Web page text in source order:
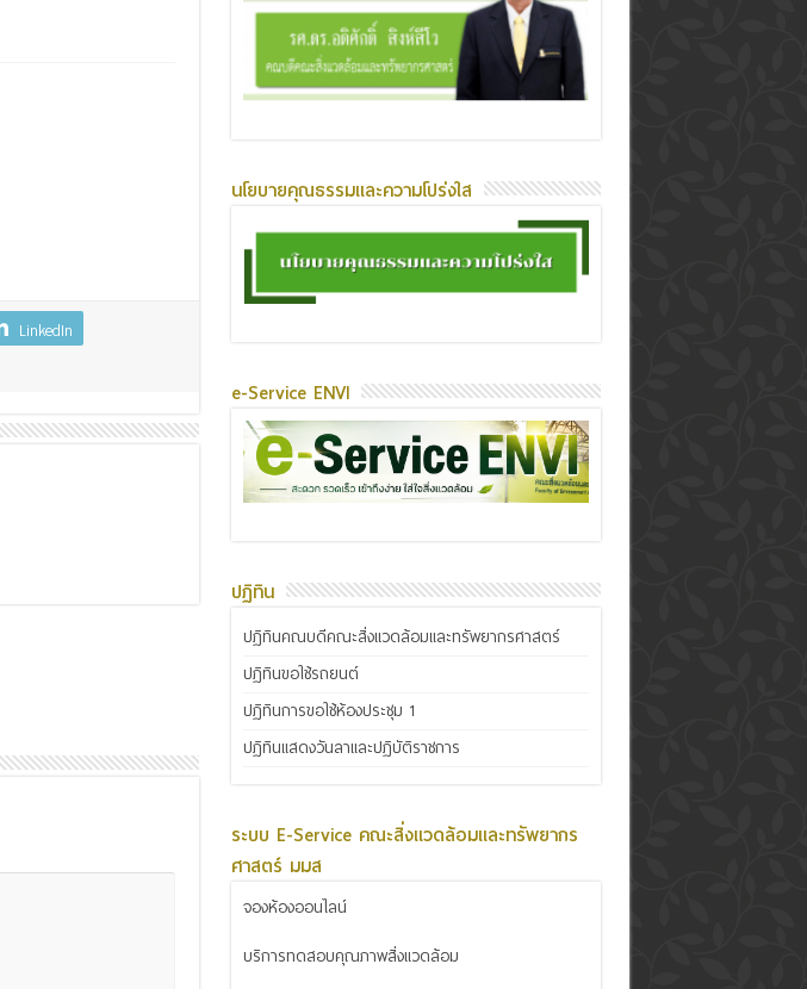
LinkedIn
นโยบายคุณธรรมและความโปร่งใส
e-Service ENVI
ปฏิทิน
ปฏิทินคณบดีคณะสิ่งแวดล้อมและทรัพยากรศาสตร์
ปฏิทินขอใช้รถยนต์
ปฏิทินการขอใช้ห้องประชุม 1
ปฏิทินแสดงวันลาและปฏิบัติราชการ
ระบบ E-Service คณะสิ่งแวดล้อมและทรัพยากร
ศาสตร์ มมส
จองห้องออนไลน์
บริการทดสอบคุณภาพสิ่งแวดล้อม